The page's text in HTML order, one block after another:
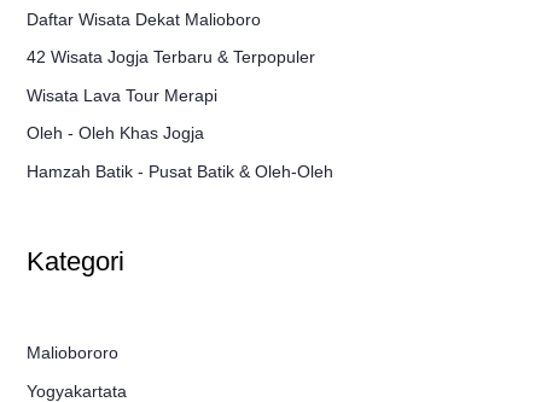
Daftar Wisata Dekat Malioboro
42 Wisata Jogja Terbaru & Terpopuler
Wisata Lava Tour Merapi
Oleh - Oleh Khas Jogja
Hamzah Batik - Pusat Batik & Oleh-Oleh
Kategori
Maliobororo
Yogyakartata